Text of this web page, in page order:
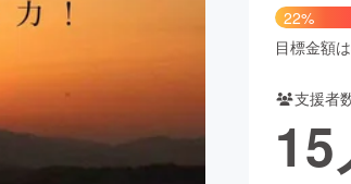
ビューティー・ヘルスケ
22%
目標金額
支援者
15